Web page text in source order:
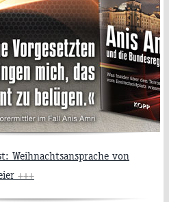
Weihnachtsansprache von
+++